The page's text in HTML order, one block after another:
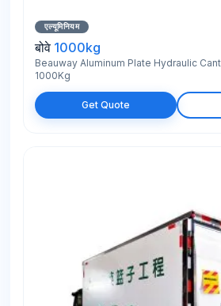
एल्यूमिनियम
बोवे 1000kg
Beauway Aluminum Plate Hydraulic
1000Kg
Get Quote